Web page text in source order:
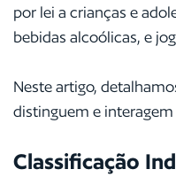
por lei a crianças e
bebidas alcoólicas, e
Neste artigo,
distinguem e
Classificação